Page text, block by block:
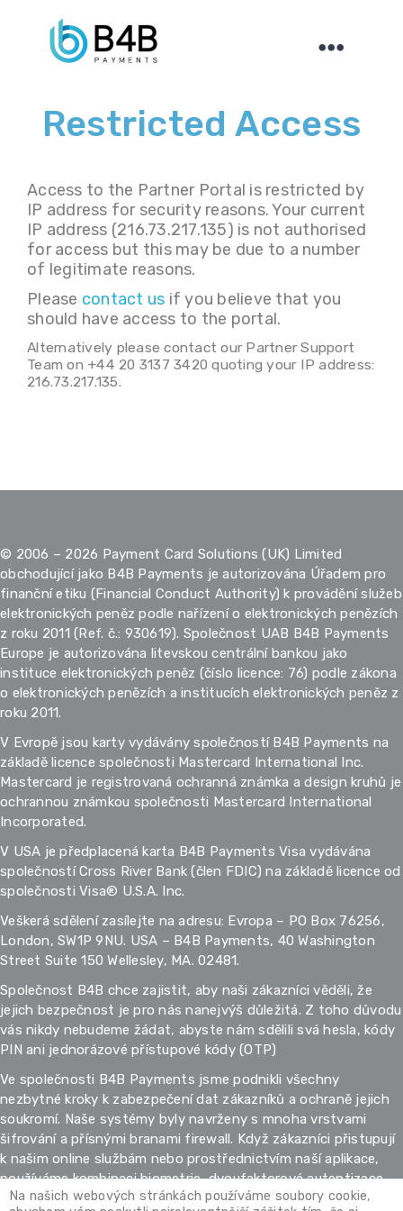
Toggle
Restricted Access
Access to the Partner Portal is restricted by
IP address for security reasons. Your current
IP address (216.73.217.135) is not authorised
for access but this may be due to a number
of legitimate reasons.
Please contact us if you believe that you
should have access to the portal.
Alternatively please contact our Partner Support
Team on +44 20 3137 3420 quoting your IP address:
216.73.217.135.
© 2006 – 2026 Payment Card Solutions (UK) Limited
obchodující jako B4B Payments je autorizována Úřadem pro
finanční etiku (Financial Conduct Authority) k provádění služeb
elektronických peněz podle nařízení o elektronických penězích
z roku 2011 (Ref. č.: 930619). Společnost UAB B4B Payments
Europe je autorizována litevskou centrální bankou jako
instituce elektronických peněz (číslo licence: 76) podle zákona
o elektronických penězích a institucích elektronických peněz z
roku 2011.
V Evropě jsou karty vydávány společností B4B Payments na
základě licence společnosti Mastercard International Inc.
Mastercard je registrovaná ochranná známka a design kruhů je
ochrannou známkou společnosti Mastercard International
Incorporated.
V USA je předplacená karta B4B Payments Visa vydávána
společností Cross River Bank (člen FDIC) na základě licence od
společnosti Visa® U.S.A. Inc.
Veškerá sdělení zasílejte na adresu: Evropa – PO Box 76256,
London, SW1P 9NU. USA – B4B Payments, 40 Washington
Street Suite 150 Wellesley, MA. 02481.
Společnost B4B chce zajistit, aby naši zákazníci věděli, že
jejich bezpečnost je pro nás nanejvýš důležitá. Z toho důvodu
vás nikdy nebudeme žádat, abyste nám sdělili svá hesla, kódy
PIN ani jednorázové přístupové kódy (OTP)
Ve společnosti B4B Payments jsme podnikli všechny
nezbytné kroky k zabezpečení dat zákazníků a ochraně jejich
soukromí. Naše systémy byly navrženy s mnoha vrstvami
šifrování a přísnými branami firewall. Když zákazníci přistupují
k našim online službám nebo prostřednictvím naší aplikace,
používáme kombinaci biometrie, dvoufaktorové autentizace
a dalších metod.
Na našich webových stránkách používáme soubory cookie,